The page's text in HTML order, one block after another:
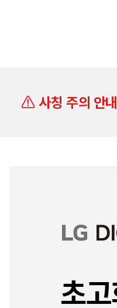
사칭 주의 안내